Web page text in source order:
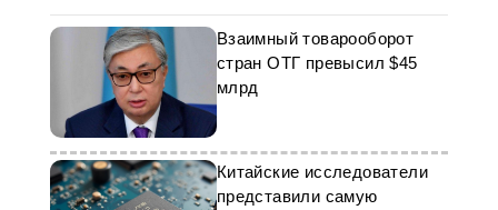
Взаимный товарооборот
стран ОТГ превысил $45
млрд
Китайские исследователи
представили самую